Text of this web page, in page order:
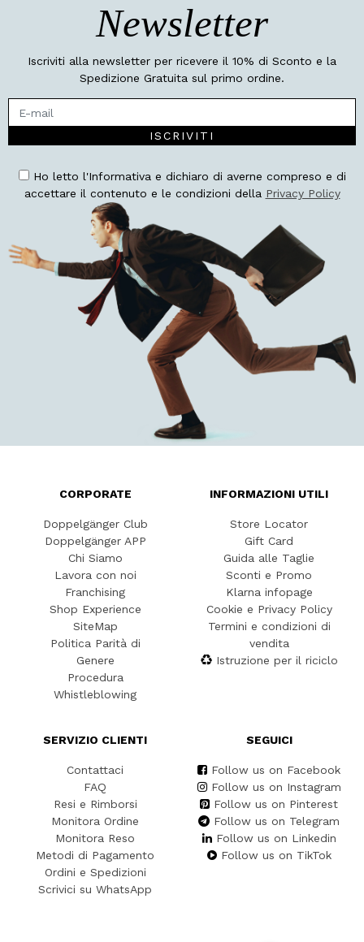
Newsletter
Iscriviti alla newsletter per ricevere il 10% di Sconto e la
Spedizione Gratuita sul primo ordine.
ISCRIVITI
Ho letto l'Informativa e dichiaro di averne compreso e di
accettare il contenuto e le condizioni della Privacy Policy
CORPORATE
Doppelgänger Club
Doppelgänger APP
Chi Siamo
Lavora con noi
Franchising
Shop Experience
SiteMap
Politica Parità di
Genere
Procedura
Whistleblowing
INFORMAZIONI UTILI
Store Locator
Gift Card
Guida alle Taglie
Sconti e Promo
Klarna infopage
Cookie e Privacy Policy
Termini e condizioni di
vendita
Istruzione per il riciclo
SERVIZIO CLIENTI
Contattaci
FAQ
Resi e Rimborsi
Monitora Ordine
Monitora Reso
Metodi di Pagamento
Ordini e Spedizioni
Scrivici su WhatsApp
SEGUICI
Follow us on Facebook
Follow us on Instagram
Follow us on Pinterest
Follow us on Telegram
Follow us on Linkedin
Follow us on TikTok